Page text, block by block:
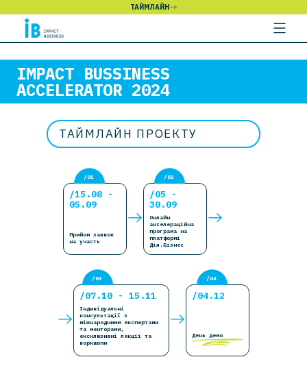
ТАЙМЛАЙН
IMPACT BUSSINESS
ACCELERATOR 2024
ТАЙМЛАЙН ПРОЕКТУ
/01
/15.08 -
05.09
Прийом заявок
на участь
/02
/05 -
30.09
Онлайн
акселераційна
програма на
платформі
Дія.Бізнес
/03
/07.10 - 15.11
Індивідуальні
консультації з
міжнародними експертами
та менторами,
ексклюзивні лекції та
воркшопи
/04
/04.12
День демо